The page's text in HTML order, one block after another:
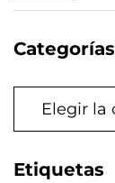
Categorías
Categorías
Etiquetas